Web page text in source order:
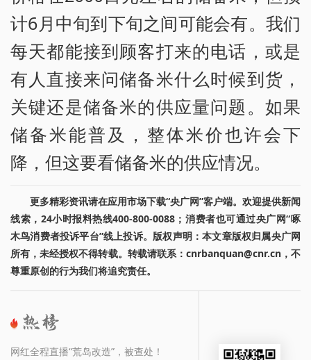
计6月中旬到下旬之间可能会有。我们
每天都能接到顾客打来的电话，或是
有人直接来问储备米什么时候到货，
关键还是储备米的供应量问题。如果
储备米能普及，整体米价也许会下
降，但这要看储备米的供应情况。
更多精彩资讯请在应用市场下载“央广网”客户端。欢迎提供新闻
线索，24小时报料热线400-800-0088；消费者也可通过央广网“啄
木鸟消费者投诉平台”线上投诉。版权声明：本文章版权归属央广网
所有，未经授权不得转载。转载请联系：cnrbanquan@cnr.cn，不
尊重原创的行为我们将追究责任。
网红全程直播“荒岛改造”，被查处！